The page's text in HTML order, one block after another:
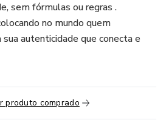
sem fórmulas ou regras .
no mundo quem
autenticidade que conecta e
produto comprado